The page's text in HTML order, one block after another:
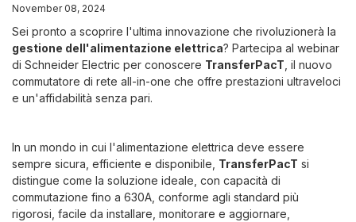
November 08, 2024
Sei pronto a scoprire l'ultima innovazione che rivoluzionerà la
gestione dell'alimentazione elettrica? Partecipa al webinar
di Schneider Electric per conoscere TransferPacT , il nuovo
commutatore di rete all-in-one che offre prestazioni ultraveloci
e un'affidabilità senza pari.
In un mondo in cui l'alimentazione elettrica deve essere
sempre sicura, efficiente e disponibile, TransferPacT si
distingue come la soluzione ideale, con capacità di
commutazione fino a 630A, conforme agli standard più
rigorosi, facile da installare, monitorare e aggiornare,